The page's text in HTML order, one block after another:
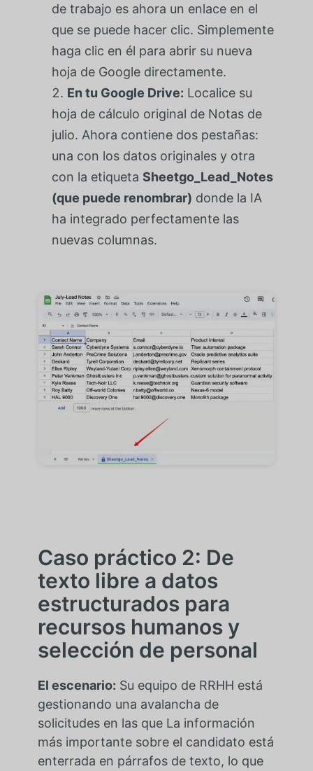
de trabajo es ahora un enlace en el
que se puede hacer clic. Simplemente
haga clic en él para abrir su nueva
hoja de Google directamente.
En tu Google Drive: Localice su
hoja de cálculo original de Notas de
julio. Ahora contiene dos pestañas:
una con los datos originales y otra
con la etiqueta Sheetgo_Lead_Notes
(que puede renombrar) donde la IA
ha integrado perfectamente las
nuevas columnas.
Caso práctico 2: De
texto libre a datos
estructurados para
recursos humanos y
selección de personal
El escenario: Su equipo de RRHH está
gestionando una avalancha de
solicitudes en las que La información
más importante sobre el candidato está
enterrada en párrafos de texto, lo que